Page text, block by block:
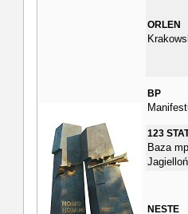
ORLEN
BP
123
Baza
NESTE